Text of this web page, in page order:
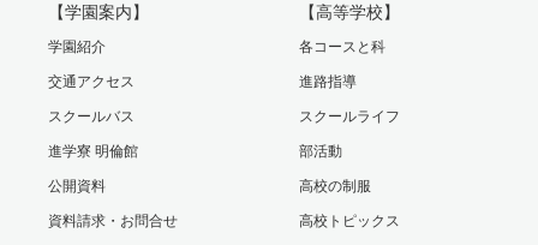
【学園案内】
学園紹介
交通アクセス
スクールバス
進学寮 明倫館
公開資料
資料請求・お問合せ
【高等学校】
各コースと科
進路指導
スクールライフ
部活動
高校の制服
高校トピックス